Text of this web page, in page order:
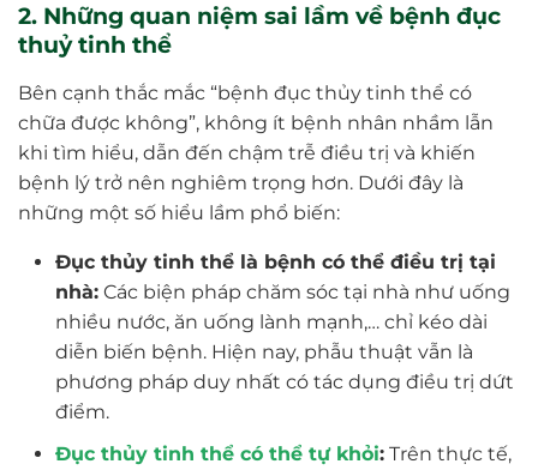
2. Những quan niệm sai lầm về bệnh đục
thuỷ tinh thể
Bên cạnh thắc mắc “bệnh đục thủy tinh thể có
chữa được không”, không ít bệnh nhân nhầm lẫn
khi tìm hiểu, dẫn đến chậm trễ điều trị và khiến
bệnh lý trở nên nghiêm trọng hơn. Dưới đây là
những một số hiểu lầm phổ biến:
Đục thủy tinh thể là bệnh có thể điều trị tại
nhà:Các biện pháp chăm sóc tại nhà như uống
nhiều nước, ăn uống lành mạnh,… chỉ kéo dài
diễn biến bệnh. Hiện nay, phẫu thuật vẫn là
phương pháp duy nhất có tác dụng điều trị dứt
điểm.
Đục thủy tinh thể có thể tự khỏi:Trên thực tế,